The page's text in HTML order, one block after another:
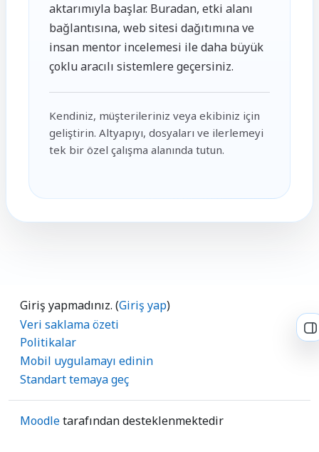
aktarımıyla başlar. Buradan, etki alanı
bağlantısına, web sitesi dağıtımına ve
insan mentor incelemesi ile daha büyük
çoklu aracılı sistemlere geçersiniz.
Kendiniz, müşterileriniz veya ekibiniz için
geliştirin. Altyapıyı, dosyaları ve ilerlemeyi
tek bir özel çalışma alanında tutun.
Giriş yapmadınız. (Giriş yap)
Veri saklama özeti
Politikalar
Mobil uygulamayı edinin
Standart temaya geç
Moodletarafından desteklenmektedir